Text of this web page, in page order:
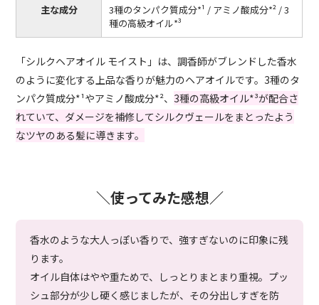
主な成分
3種のタンパク質成分*¹ / アミノ酸成分*² / 3
種の高級オイル*³
「シルクヘアオイル モイスト」は、調香師がブレンドした香水
のように変化する上品な香りが魅力のヘアオイルです。3種のタ
ンパク質成分*¹やアミノ酸成分*²、 3種の高級オイル*³が配合さ
れていて、ダメージを補修してシルクヴェールをまとったよう
なツヤのある髪に導きます。
＼使ってみた感想／
香水のような大人っぽい香りで、強すぎないのに印象に残
ります。
オイル自体はやや重ためで、しっとりまとまり重視。プッ
シュ部分が少し硬く感じましたが、その分出しすぎを防